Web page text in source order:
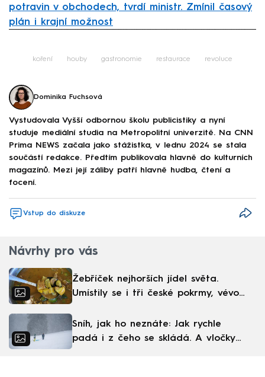
potravin v obchodech, tvrdí ministr. Zmínil časový
plán i krajní možnost
koření houby gastronomie restaurace revoluce
Dominika Fuchsová
Vystudovala Vyšší odbornou školu publicistiky a nyní
studuje mediální studia na Metropolitní univerzitě. Na CNN
Prima NEWS začala jako stážistka, v lednu 2024 se stala
součástí redakce. Předtím publikovala hlavně do kulturních
magazínů. Mezi její záliby patří hlavně hudba, čtení a
focení.
Vstup do diskuze
Návrhy pro vás
Žebříček nejhorších jídel světa.
Umístily se i tři české pokrmy, vévodí
Sníh, jak ho neznáte: Jak rychle
padá i z čeho se skládá. A vločky